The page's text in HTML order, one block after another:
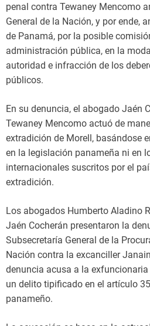
penal contra Tewaney Mencomo
General de la Nación, y por ende,
de Panamá, por la posible
administración pública, en la
autoridad e infracción de los
públicos.
En su denuncia, el abogado Jaén
Tewaney Mencomo actuó de
extradición de Morell, basándose
en la legislación panameña ni en
internacionales suscritos por el
extradición.
Los abogados Humberto Aladino
Jaén Cocherán presentaron la
Subsecretaría General de la
Nación contra la excanciller
denuncia acusa a la
un delito tipificado en el artículo
panameño.